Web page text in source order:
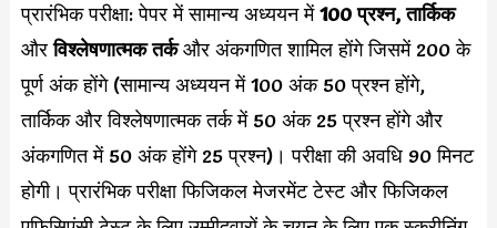
प्रारंभिक परीक्षा: पेपर में सामान्य अध्ययन में100 प्रश्न, तार्किक
औरविश्लेषणात्मक तर्कऔर अंकगणित शामिल होंगे जिसमें 200 के
पूर्ण अंक होंगे (सामान्य अध्ययन में 100 अंक 50 प्रश्न होंगे,
तार्किक और विश्लेषणात्मक तर्क में 50 अंक 25 प्रश्न होंगे और
अंकगणित में 50 अंक होंगे 25 प्रश्न)। परीक्षा की अवधि 90 मिनट
होगी। प्रारंभिक परीक्षा फिजिकल मेजरमेंट टेस्ट और फिजिकल